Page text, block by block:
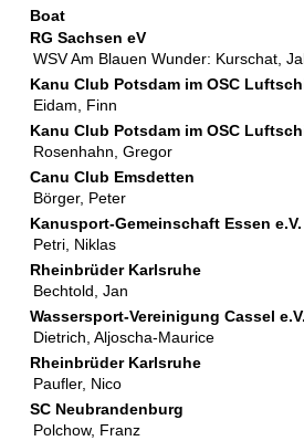
Boat
RG Sachsen eV
WSV Am Blauen Wunder: Kurschat,
Kanu Club Potsdam im OSC
Eidam, Finn
Kanu Club Potsdam im OSC
Rosenhahn, Gregor
Canu Club Emsdetten
Börger, Peter
Kanusport-Gemeinschaft Essen e.V.
Petri, Niklas
Rheinbrüder Karlsruhe
Bechtold, Jan
Wassersport-Vereinigung Cassel
Dietrich, Aljoscha-Maurice
Rheinbrüder Karlsruhe
Paufler, Nico
SC Neubrandenburg
Polchow, Franz